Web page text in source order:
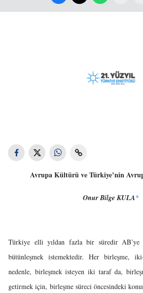
Avrupa Kültürü ve Türkiye’nin
Onur Bilge KULA*
Türkiye elli yıldan fazla bir süredir
bütünleşmek istemektedir. Her birleşme,
nedenle, birleşmek isteyen iki taraf da,
getirmek için, birleşme süreci öncesindeki